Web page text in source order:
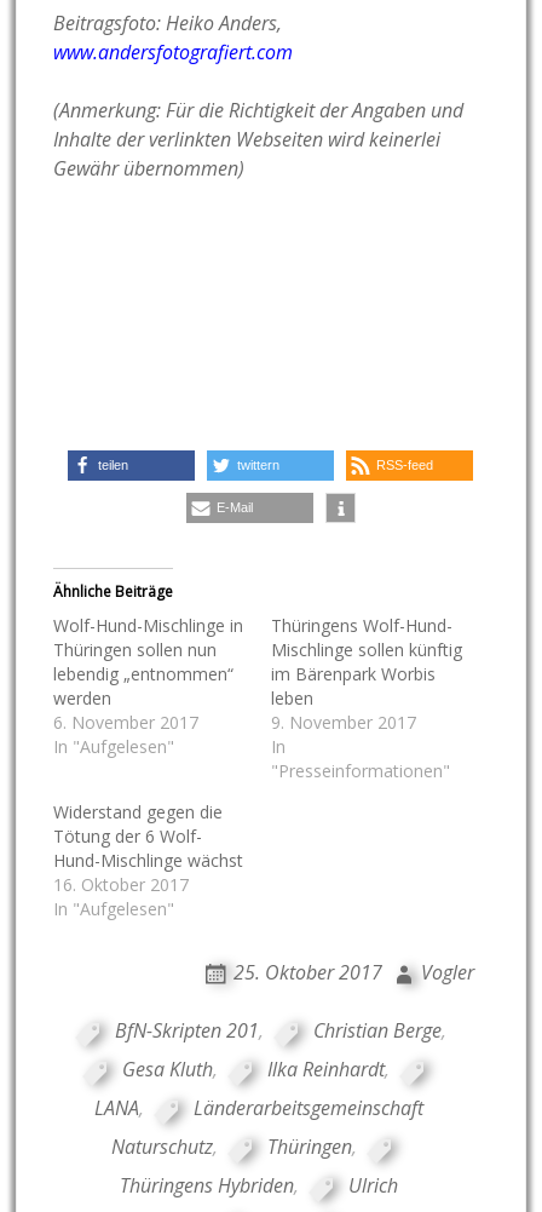
Beitragsfoto: Heiko Anders,
www.andersfotografiert.com
(Anmerkung: Für die Richtigkeit der Angaben und
Inhalte der verlinkten Webseiten wird keinerlei
Gewähr übernommen)
teilen twittern RSS-feed
E-Mail
Ähnliche Beiträge
Wolf-Hund-Mischlinge in
Thüringen sollen nun
lebendig „entnommen“
werden
6. November 2017
In "Aufgelesen"
Thüringens Wolf-Hund-
Mischlinge sollen künftig
im Bärenpark Worbis
leben
9. November 2017
In
"Presseinformationen"
Widerstand gegen die
Tötung der 6 Wolf-
Hund-Mischlinge wächst
16. Oktober 2017
In "Aufgelesen"
25. Oktober 2017 Vogler
BfN-Skripten 201, Christian Berge,
Gesa Kluth, Ilka Reinhardt,
LANA,
Länderarbeitsgemeinschaft
Naturschutz, Thüringen,
Thüringens Hybriden,
Ulrich